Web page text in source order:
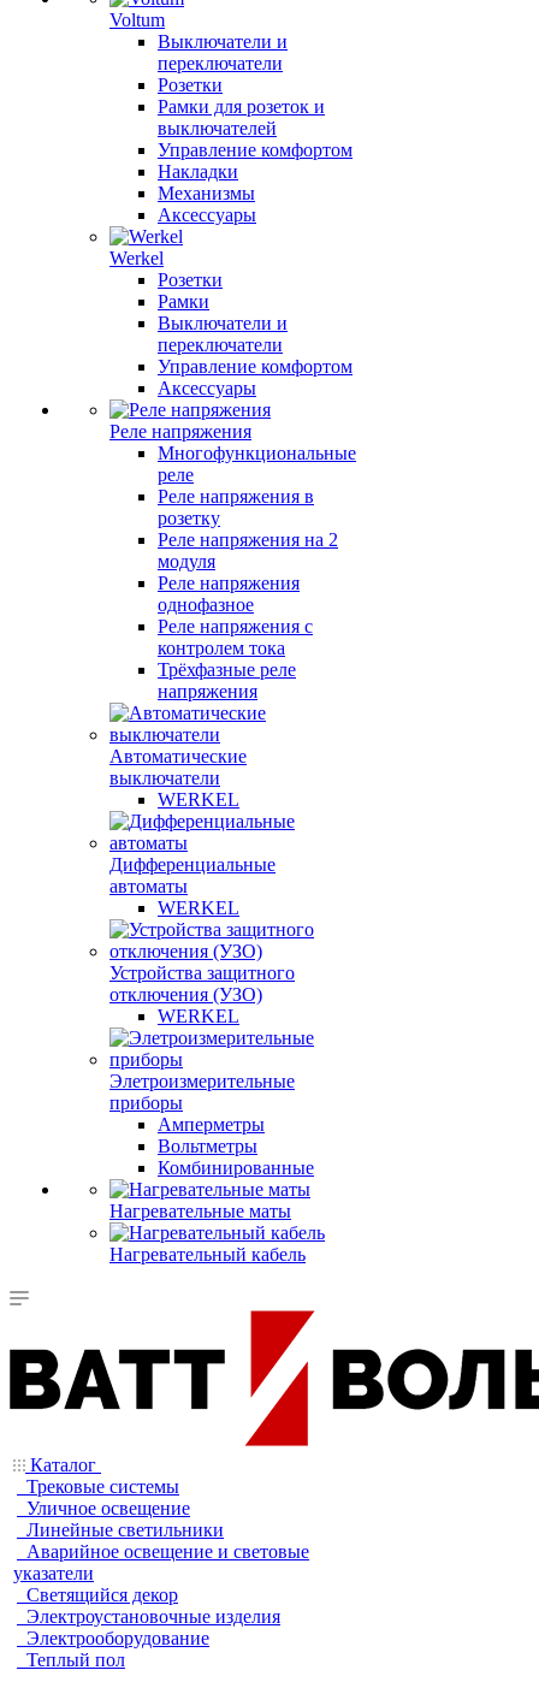
Voltum
Выключатели и
переключатели
Розетки
Рамки для розеток и
выключателей
Управление комфортом
Накладки
Механизмы
Аксессуары
Werkel
Розетки
Рамки
Выключатели и
переключатели
Управление комфортом
Аксессуары
Реле напряжения
Многофункциональные
реле
Реле напряжения в
розетку
Реле напряжения на 2
модуля
Реле напряжения
однофазное
Реле напряжения с
контролем тока
Трёхфазные реле
напряжения
Автоматические
выключатели
WERKEL
Дифференциальные
автоматы
WERKEL
Устройства защитного
отключения (УЗО)
WERKEL
Элетроизмерительные
приборы
Амперметры
Вольтметры
Комбинированные
Нагревательные маты
Нагревательный кабель
Каталог
Трековые системы
Уличное освещение
Линейные светильники
Аварийное освещение и световые
указатели
Светящийся декор
Электроустановочные изделия
Электрооборудование
Теплый пол